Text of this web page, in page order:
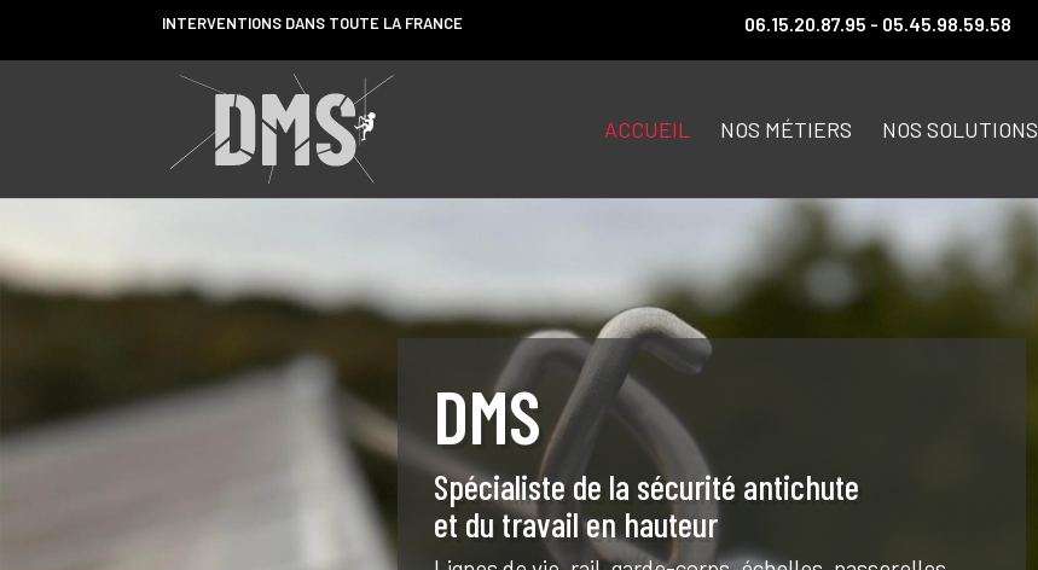
06.15.20.87.95 - 05.45.98.59.58
INTERVENTIONS DANS TOUTE LA FRANCE
ACCUEIL NOS MÉTIERS NOS SOLUTIONS
DMS
Spécialiste de la sécurité antichute
et du travail en hauteur